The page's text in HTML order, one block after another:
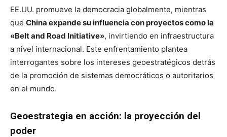
EE.UU. promueve la democracia globalmente, mientras
que China expande su influencia con proyectos como la
«Belt and Road Initiative», invirtiendo en infraestructura
a nivel internacional. Este enfrentamiento plantea
interrogantes sobre los intereses geoestratégicos detrás
de la promoción de sistemas democráticos o autoritarios
en el mundo.
Geoestrategia en acción: la proyección del
poder